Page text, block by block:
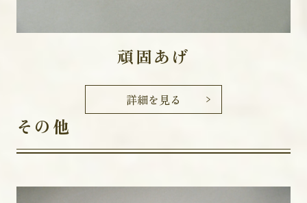
頑固あげ
詳細を見る
その他